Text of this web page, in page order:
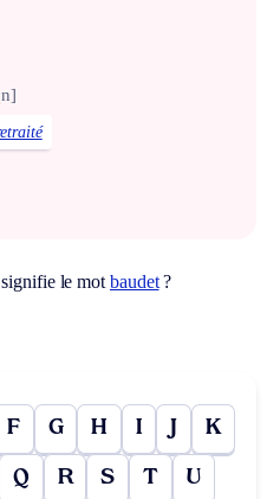
le mot baudet?
F G H I J K
Q R S T U